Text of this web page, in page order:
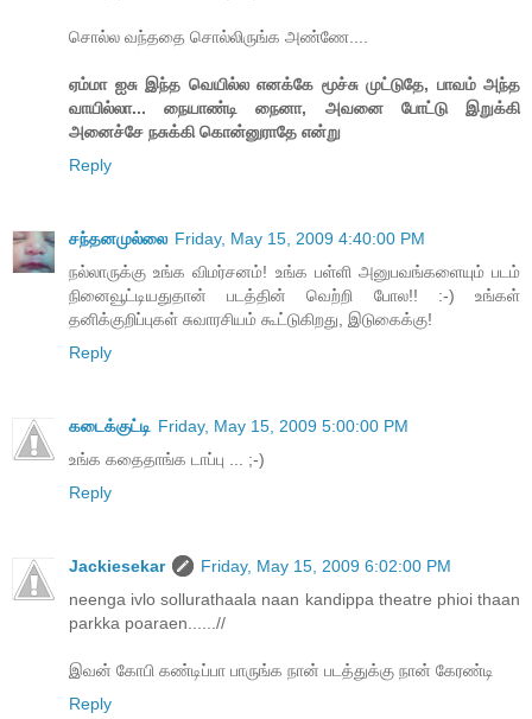
சொல்ல வந்ததை சொல்லிருங்க அண்ணே....
ஏம்மா ஐசு இந்த வெயில்ல எனக்கே மூச்சு முட்டுதே, பாவம் அந்த
வாயில்லா... நையாண்டி நைனா, அவனை போட்டு இறுக்கி
அனைச்சே நசுக்கி கொன்னுராதே என்று
Reply
சந்தனமுல்லை Friday, May 15, 2009 4:40:00 PM
நல்லாருக்கு உங்க விமர்சனம்! உங்க பள்ளி அனுபவங்களையும் படம்
நினைவூட்டியதுதான் படத்தின் வெற்றி போல!! :-) உங்கள்
தனிக்குறிப்புகள் சுவாரசியம் கூட்டுகிறது, இடுகைக்கு!
Reply
கடைக்குட்டி Friday, May 15, 2009 5:00:00 PM
உங்க கதைதாங்க டாப்பு ... ;-)
Reply
Jackiesekar
Friday, May 15, 2009 6:02:00 PM
neenga ivlo sollurathaala naan kandippa theatre phioi thaan
parkka poaraen......//
இவன் கோபி கண்டிப்பா பாருங்க நான் படத்துக்கு நான் கேரண்டி
Reply